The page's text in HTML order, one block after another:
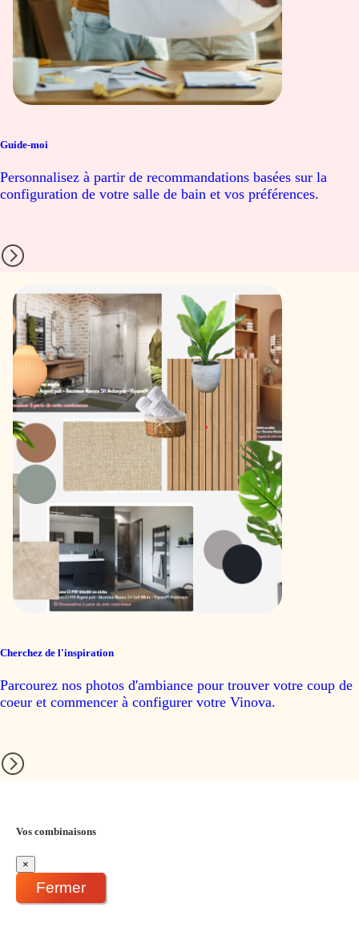
Guide-moi
Personnalisez à partir de recommandations basées sur la
configuration de votre salle de bain et vos préférences.
Cherchez de l'inspiration
Parcourez nos photos d'ambiance pour trouver votre coup de
coeur et commencer à configurer votre Vinova.
Vos combinaisons
×
Fermer